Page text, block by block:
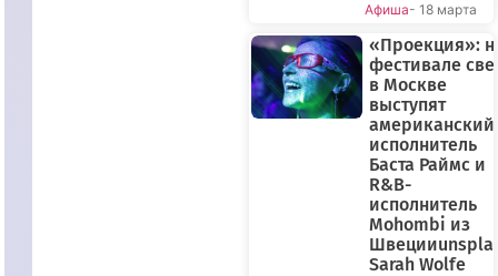
Афиша- 18 марта
«Проекция»:
фестивале
в Москве
выступят
американский
исполнитель
Баста Раймс и
R&B-
исполнитель
Mohombi из
Sarah Wolfe